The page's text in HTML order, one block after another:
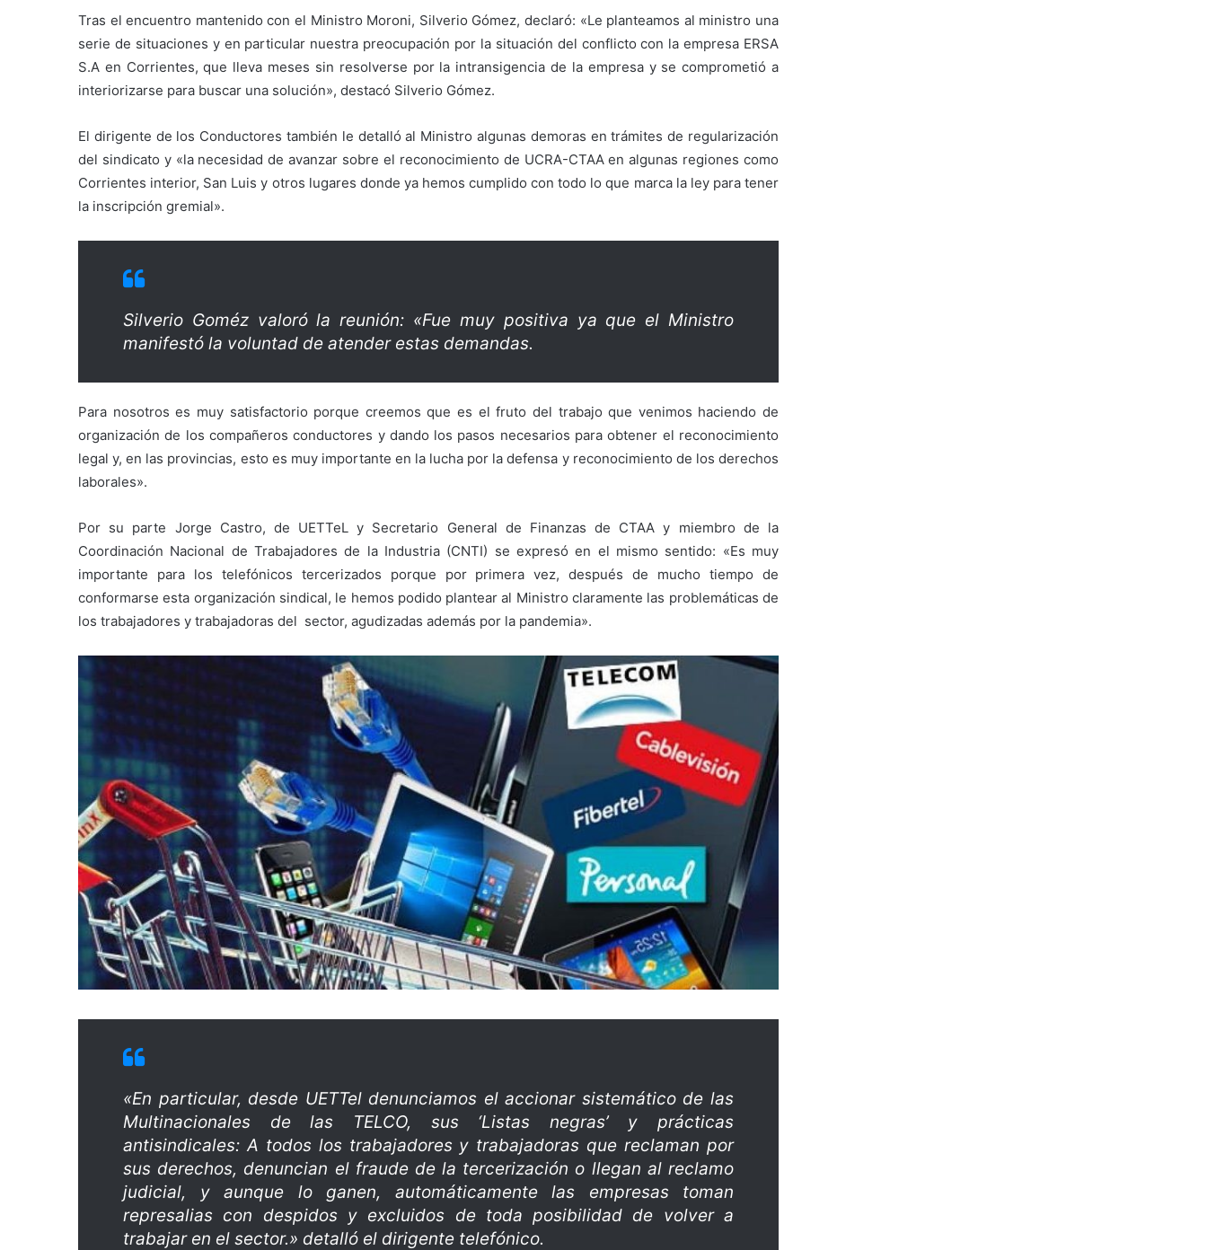
Tras el encuentro mantenido con el Ministro Moroni, Silverio Gómez, declaró: «Le planteamos al ministro una
serie de situaciones y en particular nuestra preocupación por la situación del conflicto con la empresa ERSA
S.A en Corrientes, que lleva meses sin resolverse por la intransigencia de la empresa y se comprometió a
interiorizarse para buscar una solución», destacó Silverio Gómez.
El dirigente de los Conductores también le detalló al Ministro algunas demoras en trámites de regularización
del sindicato y «la necesidad de avanzar sobre el reconocimiento de UCRA-CTAA en algunas regiones como
Corrientes interior, San Luis y otros lugares donde ya hemos cumplido con todo lo que marca la ley para tener
la inscripción gremial».
Silverio Goméz valoró la reunión: «Fue muy positiva ya que el Ministro
manifestó la voluntad de atender estas demandas.
Para nosotros es muy satisfactorio porque creemos que es el fruto del trabajo que venimos haciendo de
organización de los compañeros conductores y dando los pasos necesarios para obtener el reconocimiento
legal y, en las provincias, esto es muy importante en la lucha por la defensa y reconocimiento de los derechos
laborales».
Por su parte Jorge Castro, de UETTeL y Secretario General de Finanzas de CTAA y miembro de la
Coordinación Nacional de Trabajadores de la Industria (CNTI) se expresó en el mismo sentido: «Es muy
importante para los telefónicos tercerizados porque por primera vez, después de mucho tiempo de
conformarse esta organización sindical, le hemos podido plantear al Ministro claramente las problemáticas de
los trabajadores y trabajadoras del sector, agudizadas además por la pandemia».
«En particular, desde UETTel denunciamos el accionar sistemático de las
Multinacionales de las TELCO, sus ‘Listas negras’ y prácticas
antisindicales: A todos los trabajadores y trabajadoras que reclaman por
sus derechos, denuncian el fraude de la tercerización o llegan al reclamo
judicial, y aunque lo ganen, automáticamente las empresas toman
represalias con despidos y excluidos de toda posibilidad de volver a
trabajar en el sector.» detalló el dirigente telefónico.